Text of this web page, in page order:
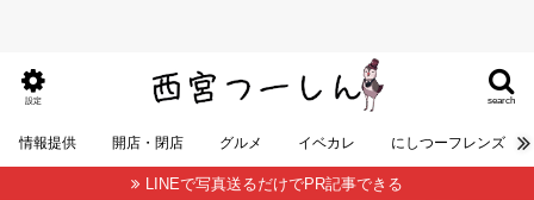
search
設定
情報提供 開店・閉店 グルメ イベカレ にしつーフレンズ
LINEで写真送るだけでPR記事できる